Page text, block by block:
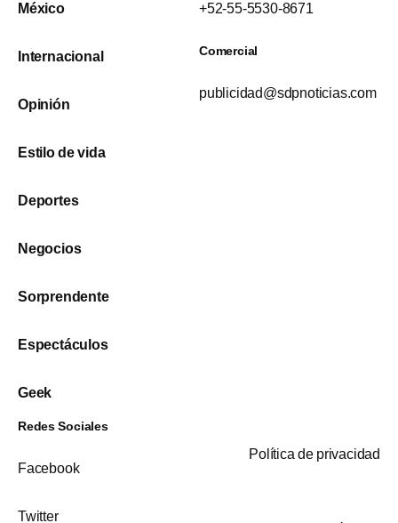
México
Internacional
Opinión
Estilo de vida
Deportes
Negocios
Sorprendente
Espectáculos
Geek
+52-55-5530-8671
Comercial
publicidad@sdpnoticias.com
Redes Sociales
Facebook
Twitter
Política de privacidad